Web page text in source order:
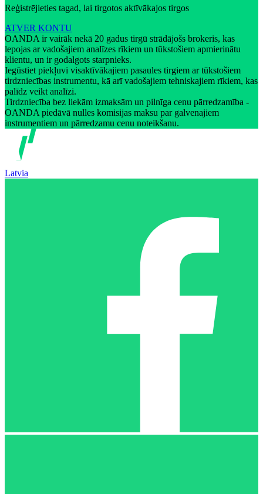
Reģistrējieties tagad, lai tirgotos aktīvākajos tirgos
ATVER KONTU
OANDA ir vairāk nekā 20 gadus tirgū strādājošs brokeris, kas
lepojas ar vadošajiem analīzes rīkiem un tūkstošiem apmierinātu
klientu, un ir godalgots starpnieks.
Iegūstiet piekļuvi visaktīvākajiem pasaules tirgiem ar tūkstošiem
tirdzniecības instrumentu, kā arī vadošajiem tehniskajiem rīkiem, kas
palīdz veikt analīzi.
Tirdzniecība bez liekām izmaksām un pilnīga cenu pārredzamība -
OANDA piedāvā nulles komisijas maksu par galvenajiem
instrumentiem un pārredzamu cenu noteikšanu.
Latvia